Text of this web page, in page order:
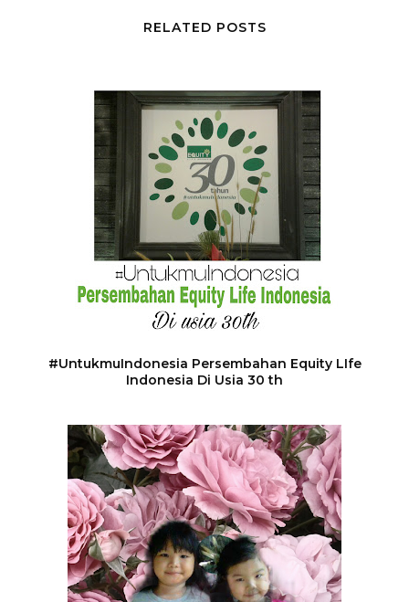
RELATED POSTS
#UntukmuIndonesia Persembahan Equity LIfe
Indonesia Di Usia 30 th